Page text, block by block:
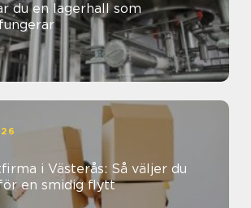
du en lagerhall som
i Västerås: Så väljer du
en smidig flytt